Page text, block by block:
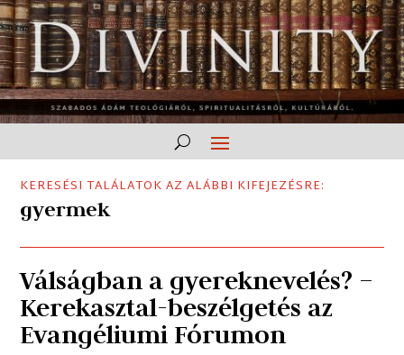
KERESÉSI TALÁLATOK AZ ALÁBBI KIFEJEZÉSRE:
gyermek
Válságban a gyereknevelés? –
Kerekasztal-beszélgetés az
Evangéliumi Fórumon